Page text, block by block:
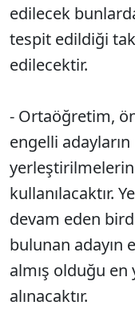
edilecek
tespit edildiği
edilecektir.
- Ortaöğretim,
engelli
kullanılacaktır.
devam eden
bulunan adayın
almış olduğu en
alınacaktır.